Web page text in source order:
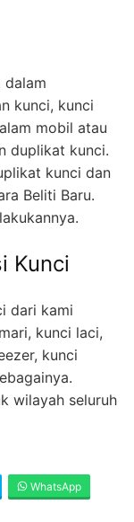
dalam
kunci, kunci
mobil atau
duplikat kunci.
kunci dan
Beliti Baru.
Kunci
dari kami
kunci laci,
kunci
wilayah seluruh
WhatsApp